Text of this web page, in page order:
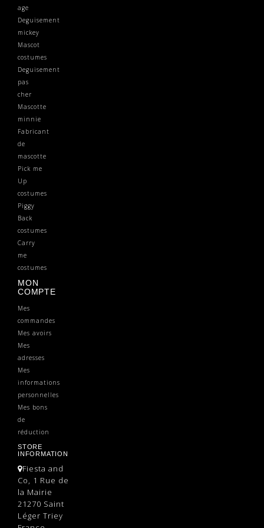
age
Deguisement
mickey
Mascot
costumes
Deguisement
pas
cher
Mascotte
minnie
Fabricant
de
mascotte
Pick me
Up
costumes
Piggy
Back
costumes
Carry
me
costumes
MON
COMPTE
Mes
commandes
Mes avoirs
Mes
adresses
Mes
informations
personnelles
Mes bons
de
réduction
STORE
INFORMATION
Fiesta and
Co, 1 Rue de
la Mairie
21270 Saint
Léger Triey